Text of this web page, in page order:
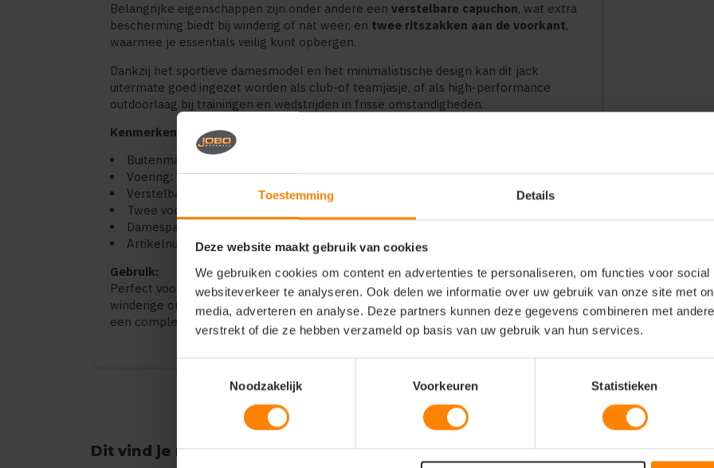
Toestemming Details
Deze website maakt gebruik van cookies
We gebruiken cookies om content en advertenties te personaliseren, om functies voor
websiteverkeer te analyseren. Ook delen we informatie over uw gebruik van onze site met
media, adverteren en analyse. Deze partners kunnen deze gegevens combineren met
verstrekt of die ze hebben verzameld op basis van uw gebruik van hun services.
Noodzakelijk
Voorkeuren Statistieken
Belangrijke eigenschappen zijn onder andere een verstelbare capuchon, wat extra
bescherming biedt bij winderig of nat weer, en twee ritszakken aan de voorkant,
waarmee je essentials veilig kunt opbergen.
Dankzij het sportieve damesmodel en het minimalistische design kan dit jack
uitermate goed ingezet worden als club-of teamjasje, of als high-performance
outdoorlaag bij trainingen en wedstrijden in frisse omstandigheden.
Kenmerken & voordelen:
Buitenmateriaal: 100% nylon — lichtgewicht, windafstotend.
Voering: 100% polyester mesh — comfort en ventilatie.
Verstelbare capuchon — flexibiliteit bij wisselweer.
Twee voorzakken met rits — veilige opbergruimte tijdens sport.
Damespasvorm — afgestemd op vrouwelijke sporters.
Artikelnummer: 1908112.
Gebruik:
Perfect voor trainingen, warming-up, buitensport of team-/clubactiviteiten in
winderige omstandigheden. Combineer met een trainingsbroek of sportlegging voor
een complete sportieve look.
Dit vind je misschien ook leuk